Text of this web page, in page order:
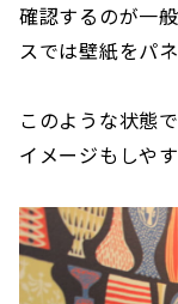
確認するのが一
スでは壁紙をパ
このような状態
イメージもしや